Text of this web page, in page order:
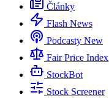
Články
Flash News
Podcasty New
Fair Price Index
StockBot
Stock Screener